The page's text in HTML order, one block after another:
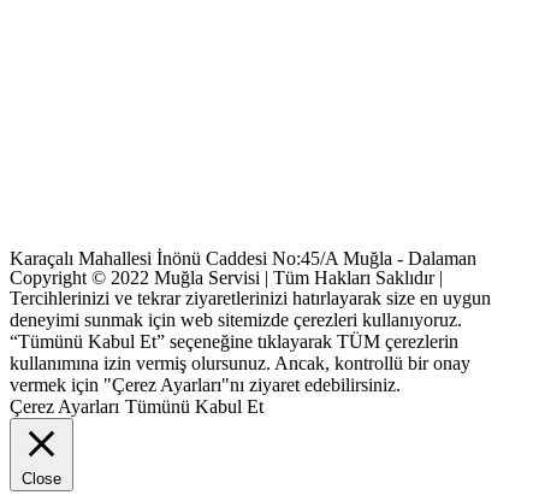
Karaçalı Mahallesi İnönü Caddesi No:45/A Muğla - Dalaman
Copyright © 2022 Muğla Servisi | Tüm Hakları Saklıdır |
Tercihlerinizi ve tekrar ziyaretlerinizi hatırlayarak size en uygun
deneyimi sunmak için web sitemizde çerezleri kullanıyoruz.
“Tümünü Kabul Et” seçeneğine tıklayarak TÜM çerezlerin
kullanımına izin vermiş olursunuz. Ancak, kontrollü bir onay
vermek için "Çerez Ayarları"nı ziyaret edebilirsiniz.
Çerez Ayarları Tümünü Kabul Et
Close